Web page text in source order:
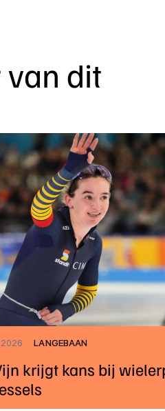
van dit
LANGEBAAN
krijgt kans bij